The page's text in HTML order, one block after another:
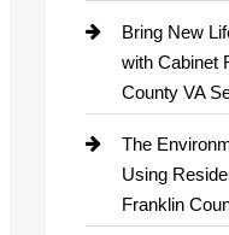
Bring New
with Cabinet
County VA
The
Using
Franklin